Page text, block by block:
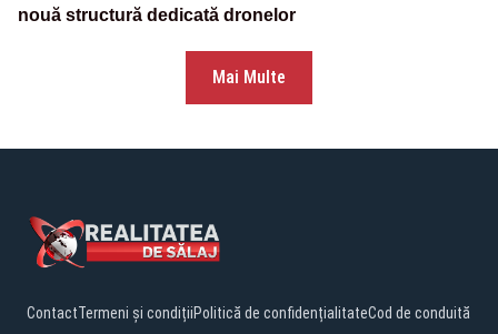
nouă structură dedicată dronelor
Mai Multe
ContactTermeni și condițiiPolitică de confidențialitateCod de conduită